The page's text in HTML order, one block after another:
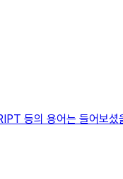
등의 용어는 들어보